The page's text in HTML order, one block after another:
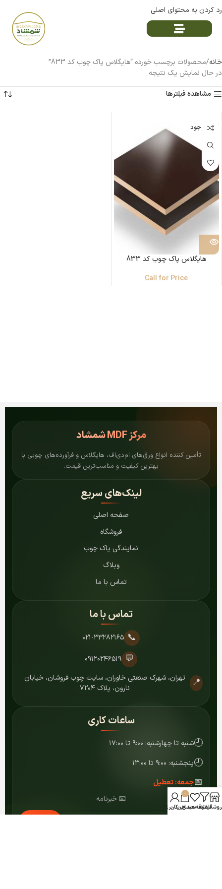
رد کردن به محتوای اصلی
خانه محصولات برچسب خورده “هایگلاس پاک چوب کد 833”
در حال نمایش یک نتیجه
مشاهده فیلترها
ناموجود
هایگلاس پاک چوب کد 833
Call for Price
مرکزMDF شمشاد
تأمین کننده انواع ورق‌های ام‌دی‌اف، هایگلاس و فرآورده‌های چوبی با
بهترین کیفیت و مناسب‌ترین قیمت.
لینک‌های سریع
صفحه اصلی
فروشگاه
نمایندگی پاک چوب
وبلاگ
تماس با ما
تماس با ما
📞 ۰۲۱-۳۳۲۸۲۱۶۵
💬 ۰۹۱۲۰۲۴۶۵۱۹
📍
تهران، شهرک صنعتی خاوران، سایت چوب فروشان، خیابان
نارون، پلاک ۷۲۰۴
ساعات کاری
🕘شنبه تا چهارشنبه: ۹:۰۰ تا ۱۷:۰۰
🕘پنجشنبه: ۹:۰۰ تا ۱۳:۰۰
📅جمعه: تعطیل
📧 خبرنامه
فیلترها
علاقه مندی
0
سبد خرید
حساب کاربری من